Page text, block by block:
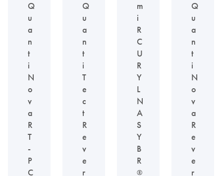
Q
u
a
n
t
i
N
o
v
a
R
T
-
P
C
Q
u
a
n
t
i
T
e
c
t
R
e
v
e
r
m
i
R
C
U
R
Y
L
N
A
S
Y
B
R
®
Q
u
a
n
t
i
N
o
v
a
R
e
v
e
r